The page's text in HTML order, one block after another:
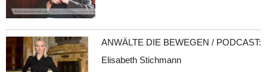
ANWÄLTE DIE BEWEGEN / PODCAST:
Elisabeth Stichmann